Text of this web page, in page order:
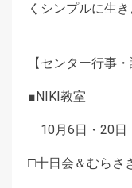
くシンプルに生
【センター行事・
■NIKI教室
10月6日・20日
□十日会＆むらさ